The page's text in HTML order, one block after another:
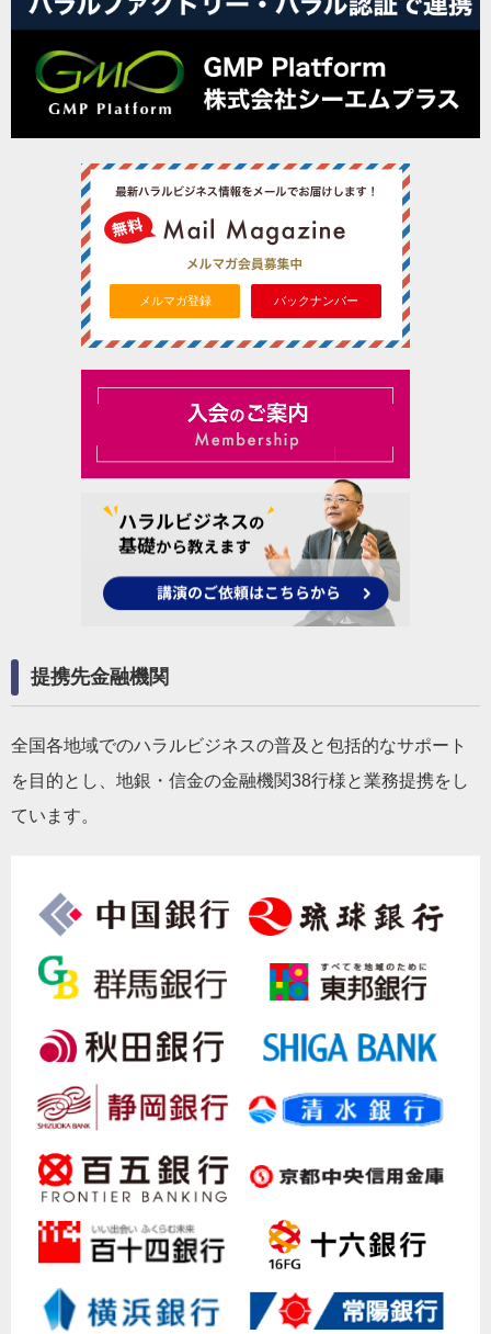
メルマガ登録 バックナンバー
提携先金融機関
全国各地域でのハラルビジネスの普及と包括的なサポート
を目的とし、地銀・信金の金融機関38行様と業務提携をし
ています。